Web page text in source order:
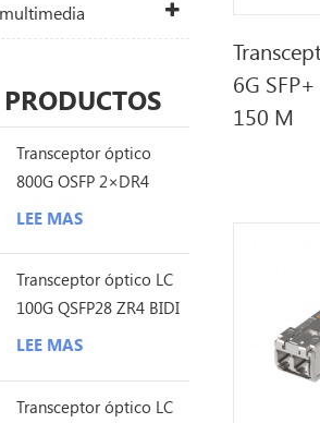
6G
150 M
Transceptor óptico
800G OSFP 2×DR4
1310nm 500M MPO12
LEE MAS
Transceptor óptico LC
100G QSFP28 ZR4 BIDI
80KM
LEE MAS
Transceptor óptico LC